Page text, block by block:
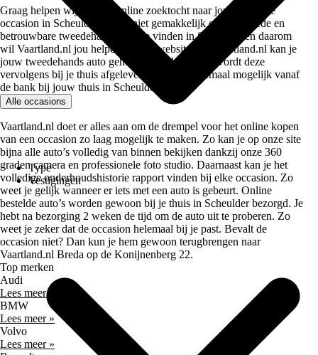
Type
Vestigingen
Graag helpen wij je bij je online zoektocht naar jouw perfecte
occasion in Scheulder. Het is niet gemakkelijk om een goede en
betrouwbare tweedehands auto te vinden in Scheulder en daarom
wil Vaartland.nl jou helpen. Op de website van Vaartland.nl kan je
jouw tweedehands auto geheel online kopen en wordt deze
vervolgens bij je thuis afgeleverd. En dit is allemaal mogelijk vanaf
de bank bij jouw thuis in Scheulder.
Alle occasions
Vaartland.nl doet er alles aan om de drempel voor het online kopen
van een occasion zo laag mogelijk te maken. Zo kan je op onze site
bijna alle auto’s volledig van binnen bekijken dankzij onze 360
graden camera en professionele foto studio. Daarnaast kan je het
volledige onderhoudshistorie rapport vinden bij elke occasion. Zo
weet je gelijk wanneer er iets met een auto is gebeurt. Online
bestelde auto’s worden gewoon bij je thuis in Scheulder bezorgd. Je
hebt na bezorging 2 weken de tijd om de auto uit te proberen. Zo
weet je zeker dat de occasion helemaal bij je past. Bevalt de
occasion niet? Dan kun je hem gewoon terugbrengen naar
Vaartland.nl Breda op de Konijnenberg 22.
Top merken
Audi
Lees meer »
BMW
Lees meer »
Volvo
Lees meer »